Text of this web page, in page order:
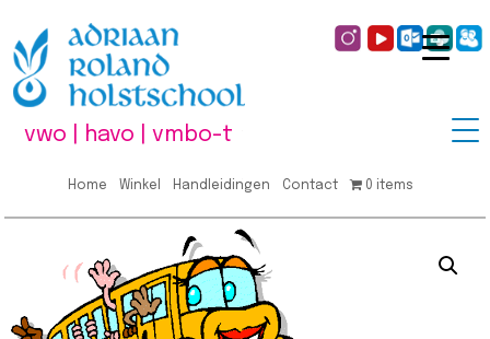
vwo | havo | vmbo-t
Home Winkel Handleidingen Contact 0 items